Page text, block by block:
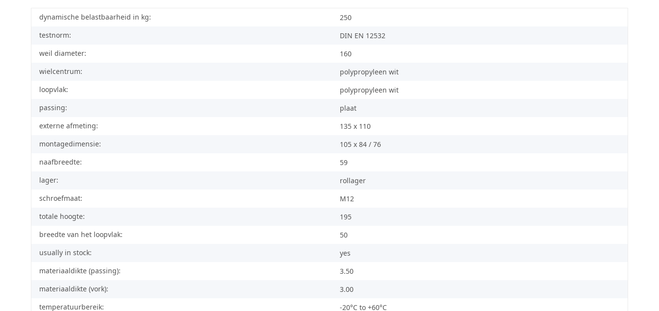
dynamische belastbaarheid in kg:
250
testnorm:
DIN EN 12532
weil diameter:
160
wielcentrum:
polypropyleen wit
loopvlak:
polypropyleen wit
passing:
plaat
externe afmeting:
135 x 110
montagedimensie:
105 x 84 / 76
naafbreedte:
59
lager:
rollager
schroefmaat:
M12
totale hoogte:
195
breedte van het loopvlak:
50
usually in stock:
yes
materiaaldikte (passing):
3.50
materiaaldikte (vork):
3.00
temperatuurbereik:
-20°C to +60°C